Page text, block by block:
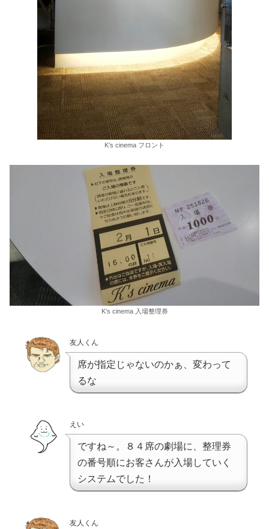
K’s cinema フロント
K’s cinema 入場整理券
友人くん
席が指定じゃないのかぁ、変わって
るな
えい
ですね～。８４席の劇場に、整理券
の番号順にお客さんが入場していく
システムでした！
友人くん